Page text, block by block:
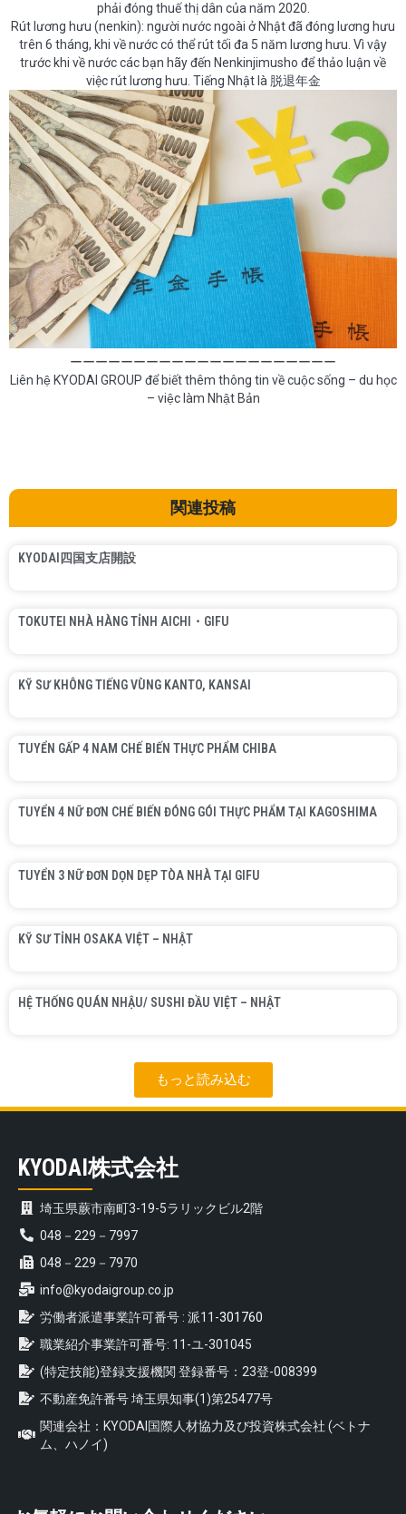
phải đóng thuế thị dân của năm 2020.
Rút lương hưu (nenkin): người nước ngoài ở Nhật đã đóng lương hưu
trên 6 tháng, khi về nước có thể rút tối đa 5 năm lương hưu. Vì vậy
trước khi về nước các bạn hãy đến Nenkinjimusho để thảo luận về
việc rút lương hưu. Tiếng Nhật là 脱退年金
ーーーーーーーーーーーーーーーーーーーーー
Liên hệ KYODAI GROUP để biết thêm thông tin về cuộc sống – du học
– việc làm Nhật Bản
関連投稿
KYODAI四国支店開設
TOKUTEI NHÀ HÀNG TỈNH AICHI・GIFU
KỸ SƯ KHÔNG TIẾNG VÙNG KANTO, KANSAI
TUYỂN GẤP 4 NAM CHẾ BIẾN THỰC PHẨM CHIBA
TUYỂN 4 NỮ ĐƠN CHẾ BIẾN ĐÓNG GÓI THỰC PHẨM TẠI KAGOSHIMA
TUYỂN 3 NỮ ĐƠN DỌN DẸP TÒA NHÀ TẠI GIFU
KỸ SƯ TỈNH OSAKA VIỆT – NHẬT
HỆ THỐNG QUÁN NHẬU/ SUSHI ĐẦU VIỆT – NHẬT
もっと読み込む
KYODAI株式会社
埼玉県蕨市南町3-19-5ラリックビル2階
048－229－7997
048－229－7970
info@kyodaigroup.co.jp
労働者派遣事業許可番号 : 派11-301760
職業紹介事業許可番号: 11-ユ-301045
(特定技能)登録支援機関 登録番号：23登-008399
不動産免許番号 埼玉県知事(1)第25477号
関連会社：KYODAI国際人材協力及び投資株式会社 (ベトナ
ム、ハノイ)